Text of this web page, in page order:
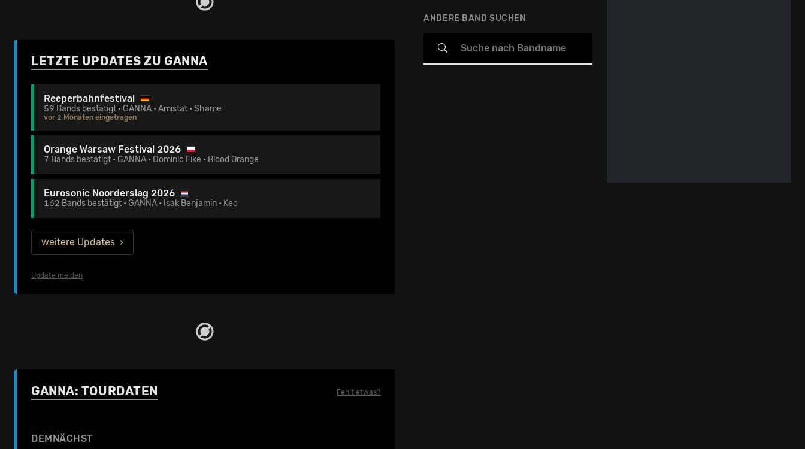
ANDERE BAND SUCHEN
LETZTE UPDATES ZU GANNA
Reeperbahnfestival
59 Bands bestätigt • GANNA • Amistat • Shame
vor 2 Monaten eingetragen
Orange Warsaw Festival 2026
7 Bands bestätigt • GANNA • Dominic Fike • Blood Orange
Eurosonic Noorderslag 2026
162 Bands bestätigt • GANNA • Isak Benjamin • Keo
weitere Updates
Update melden
GANNA: TOURDATEN Fehlt etwas?
DEMNÄCHST